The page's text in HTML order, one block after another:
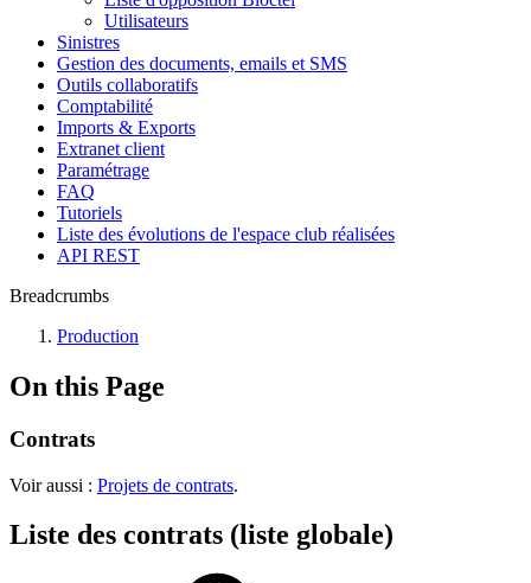
Utilisateurs
Sinistres
Gestion des documents, emails et SMS
Outils collaboratifs
Comptabilité
Imports & Exports
Extranet client
Paramétrage
FAQ
Tutoriels
Liste des évolutions de l'espace club réalisées
API REST
Breadcrumbs
Production
On this Page
Contrats
Voir aussi : Projets de contrats.
Liste des contrats (liste globale)